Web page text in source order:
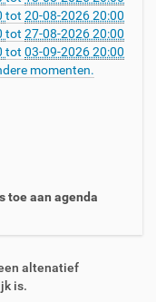
tot 20-08-2026 20:00
tot 27-08-2026 20:00
tot 03-09-2026 20:00
momenten.
toe aan agenda
altenatief
is.